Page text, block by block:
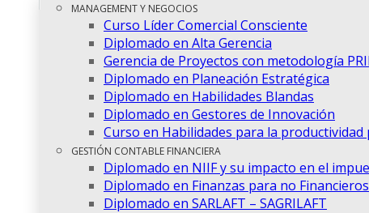
MANAGEMENT Y NEGOCIOS
Curso Líder Comercial Consciente
Diplomado en Alta Gerencia
Gerencia de Proyectos con metodología
Diplomado en Planeación Estratégica
Diplomado en Habilidades Blandas
Diplomado en Gestores de Innovación
Curso en Habilidades para la productividad
GESTIÓN CONTABLE FINANCIERA
Diplomado en NIIF y su impacto en el
Diplomado en Finanzas para no Financieros
Diplomado en SARLAFT – SAGRILAFT